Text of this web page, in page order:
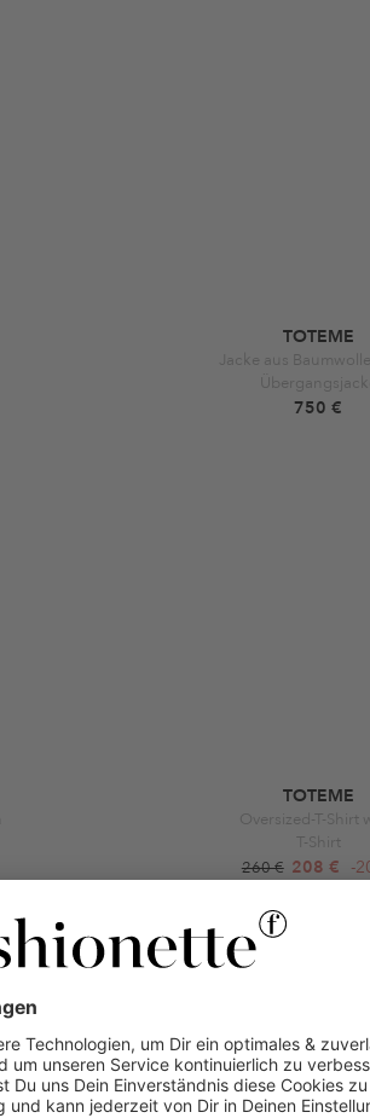
TOTEME
Jacke aus
750 €
TOTEME
Oversized-T-Shirt
T-Shirt
260 € 208 € -